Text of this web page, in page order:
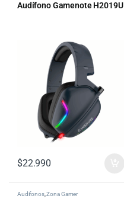
Audífono Gamenote H2019U
$22.990
Audifonos,Zona Gamer